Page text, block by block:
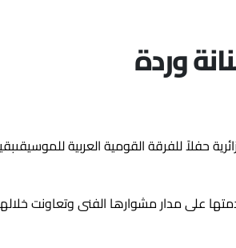
وردة
حفلاً للفرقة القومية العربية
على مدار مشوارها الفنى وتعاونت